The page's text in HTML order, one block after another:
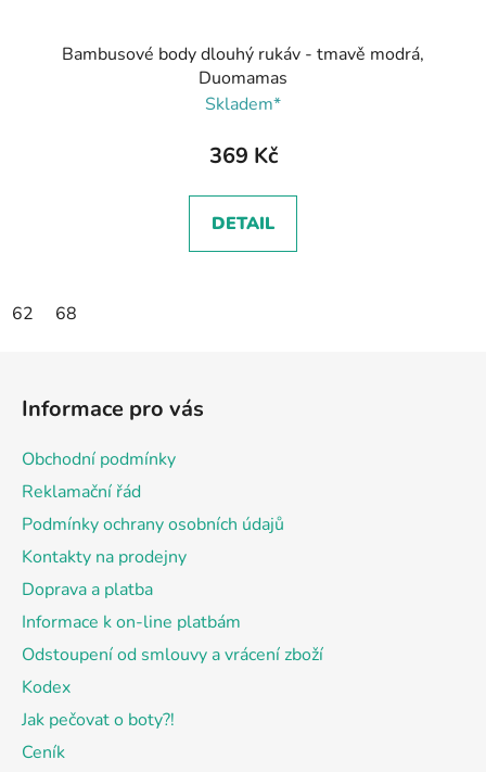
Bambusové body dlouhý rukáv - tmavě modrá,
Duomamas
Skladem*
369 Kč
DETAIL
62 68
Informace pro vás
Obchodní podmínky
Reklamační řád
Podmínky ochrany osobních údajů
Kontakty na prodejny
Doprava a platba
Informace k on-line platbám
Odstoupení od smlouvy a vrácení zboží
Kodex
Jak pečovat o boty?!
Ceník